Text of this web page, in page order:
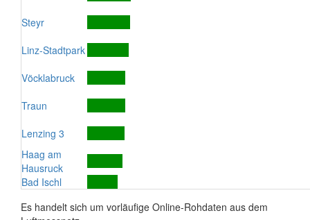
Steyr
Linz-Stadtpark
Vöcklabruck
Traun
Lenzing 3
Haag am
Hausruck
Bad Ischl
Es handelt sich um vorläufige Online-Rohdaten aus dem